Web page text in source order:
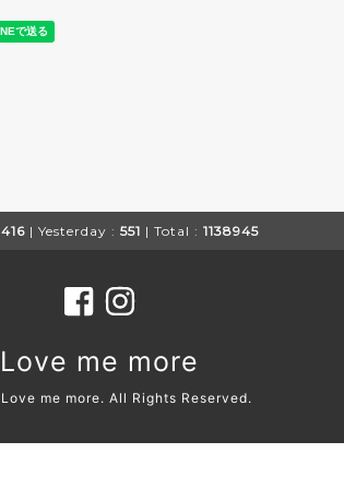
416 | Yesterday : 551 | Total : 1138945
Love me more
Love me more. All Rights Reserved.